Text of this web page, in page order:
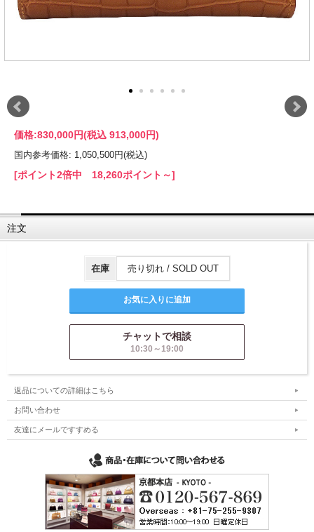
価格:830,000円(税込 913,000円)
国内参考価格: 1,050,500円(税込)
[ポイント2倍中 18,260ポイント～]
注文
在庫 売り切れ / SOLD OUT
チャットで相談
10:30～19:00
返品についての詳細はこちら
お問い合わせ
友達にメールですすめる